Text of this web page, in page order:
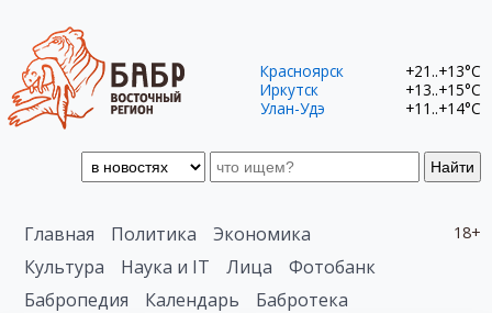
Найти
Красноярск
+21..+13°C
Иркутск
+13..+15°C
Улан-Удэ
+11..+14°C
18+
Главная Политика
Экономика
Культура
Наука и IT Лица
Фотобанк
Бабропедия
Календарь Бабротека